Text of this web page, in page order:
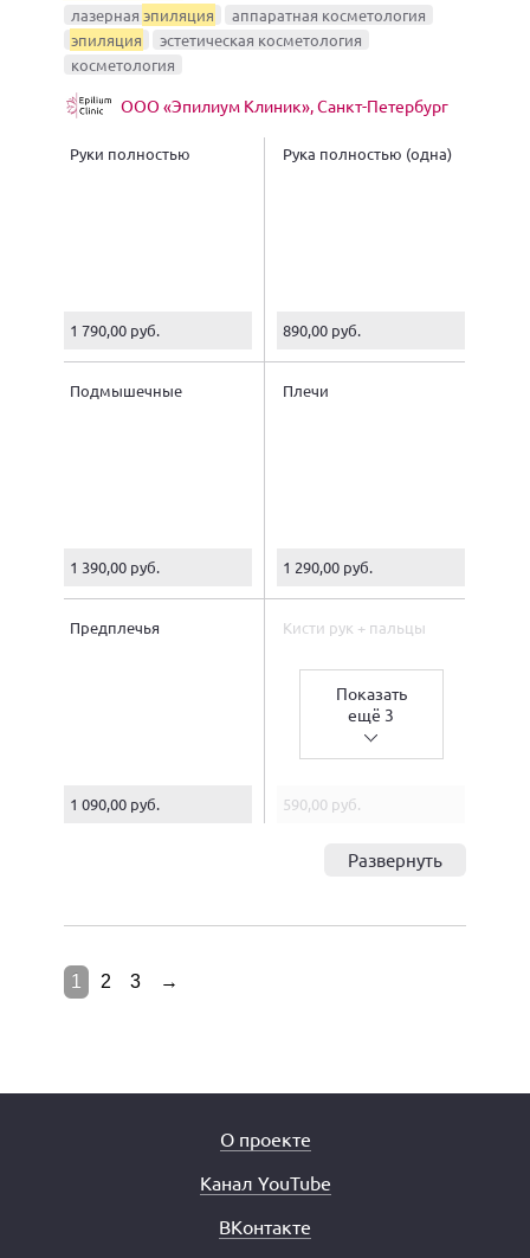
лазерная эпиляция
аппаратная косметология
эпиляция
эстетическая косметология
косметология
ООО «Эпилиум Клиник», Санкт-Петербург
Руки полностью
1 790,00 руб.
Рука полностью (одна)
890,00 руб.
Подмышечные
1 390,00 руб.
Плечи
1 290,00 руб.
Предплечья
1 090,00 руб.
Кисти рук + пальцы
Показать
ещё 3
590,00 руб.
Развернуть
1 2 3 →
О проекте
Канал YouTube
ВКонтакте